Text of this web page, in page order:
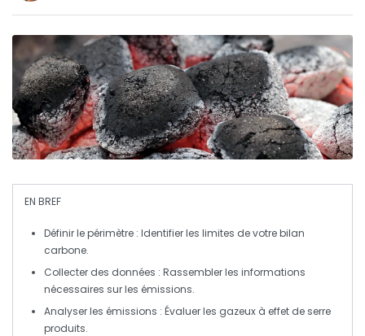
EN BREF
Définir le périmètre : Identifier les limites de votre bilan
carbone.
Collecter des données : Rassembler les informations
nécessaires sur les émissions.
Analyser les émissions : Évaluer les gazeux à effet de serre
produits.